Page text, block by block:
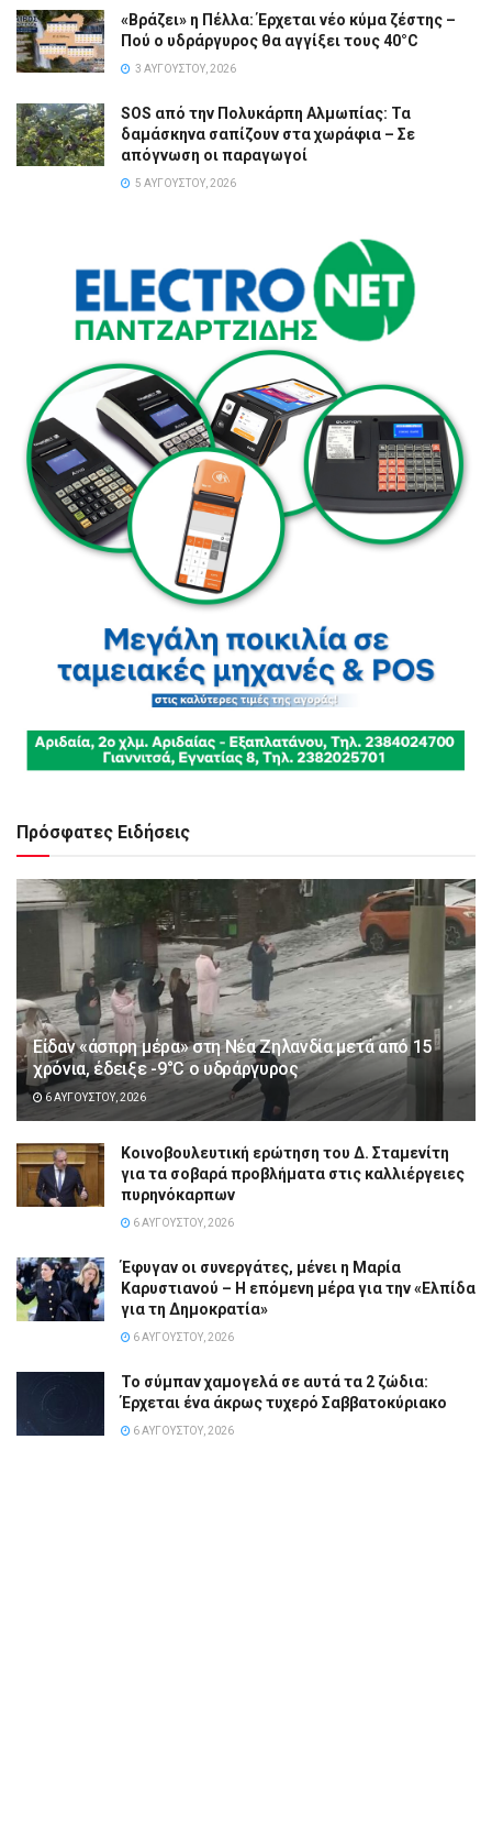
«Βράζει» η Πέλλα: Έρχεται νέο κύμα ζέστης –
Πού ο υδράργυρος θα αγγίξει τους 40°C
3 ΑΥΓΟΎΣΤΟΥ, 2026
SOS από την Πολυκάρπη Αλμωπίας: Τα
δαμάσκηνα σαπίζουν στα χωράφια – Σε
απόγνωση οι παραγωγοί
5 ΑΥΓΟΎΣΤΟΥ, 2026
Πρόσφατες Ειδήσεις
Είδαν «άσπρη μέρα» στη Νέα Ζηλανδία μετά από 15
χρόνια, έδειξε -9°C ο υδράργυρος
6 ΑΥΓΟΎΣΤΟΥ, 2026
Κοινοβουλευτική ερώτηση του Δ. Σταμενίτη
για τα σοβαρά προβλήματα στις καλλιέργειες
πυρηνόκαρπων
6 ΑΥΓΟΎΣΤΟΥ, 2026
Έφυγαν οι συνεργάτες, μένει η Μαρία
Καρυστιανού – Η επόμενη μέρα για την «Ελπίδα
για τη Δημοκρατία»
6 ΑΥΓΟΎΣΤΟΥ, 2026
Το σύμπαν χαμογελά σε αυτά τα 2 ζώδια:
Έρχεται ένα άκρως τυχερό Σαββατοκύριακο
6 ΑΥΓΟΎΣΤΟΥ, 2026